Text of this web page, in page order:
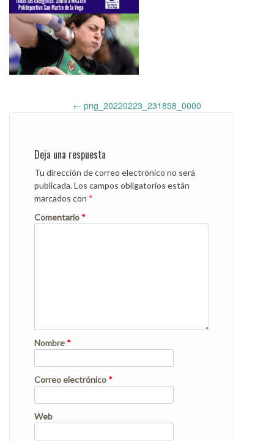
navigation
← png_20220223_231858_0000
Deja una respuesta
Tu dirección de correo electrónico no será
publicada.Los campos obligatorios están
marcados con *
Comentario *
Nombre *
Correo electrónico *
Web